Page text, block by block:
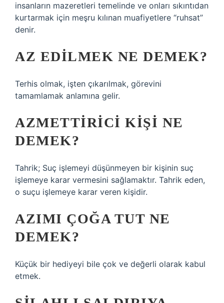
insanların mazeretleri temelinde ve onları sıkıntıdan
kurtarmak için meşru kılınan muafiyetlere “ruhsat”
denir.
AZ EDILMEK NE DEMEK?
Terhis olmak, işten çıkarılmak, görevini
tamamlamak anlamına gelir.
AZMETTIRICI KIŞI NE
DEMEK?
Tahrik; Suç işlemeyi düşünmeyen bir kişinin suç
işlemeye karar vermesini sağlamaktır. Tahrik eden,
o suçu işlemeye karar veren kişidir.
AZIMI ÇOĞA TUT NE
DEMEK?
Küçük bir hediyeyi bile çok ve değerli olarak kabul
etmek.